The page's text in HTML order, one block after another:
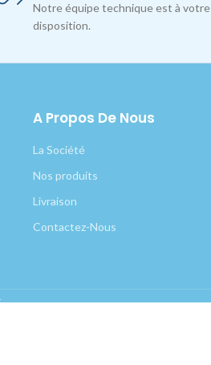
Notre équipe technique est à votre
disposition.
A Propos De Nous
La Société
Nos produits
Livraison
Contactez-Nous